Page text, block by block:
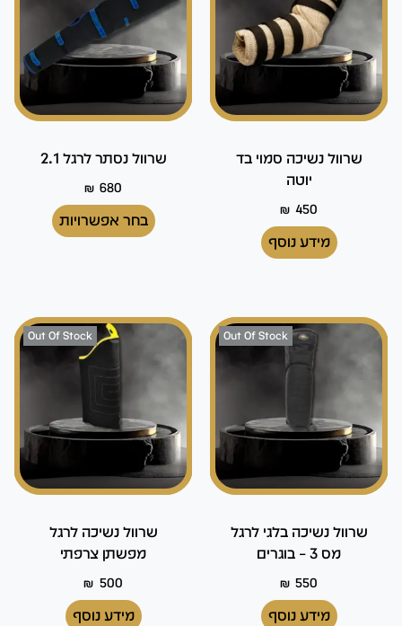
שרוול נשיכה סמוי בד
יוטה
₪ 450
מידע נוסף
שרוול נסתר לרגל 2.1
₪ 680
בחר אפשרויות
Out Of Stock
שרוול נשיכה בלגי לרגל
מס 3 – בוגרים
₪ 550
מידע נוסף
Out Of Stock
שרוול נשיכה לרגל
מפשתן צרפתי
₪ 500
מידע נוסף